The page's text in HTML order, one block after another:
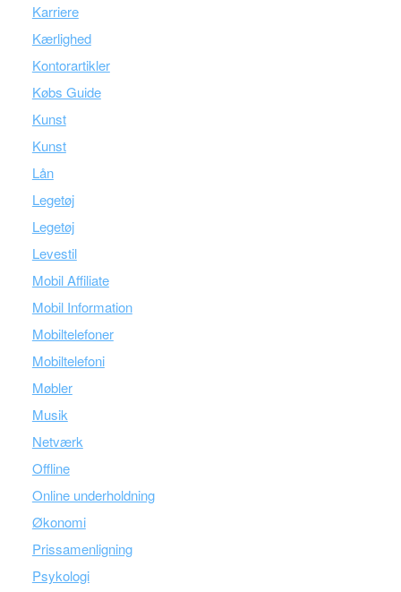
Karriere
Kærlighed
Kontorartikler
Købs Guide
Kunst
Kunst
Lån
Legetøj
Legetøj
Levestil
Mobil Affiliate
Mobil Information
Mobiltelefoner
Mobiltelefoni
Møbler
Musik
Netværk
Offline
Online underholdning
Økonomi
Prissamenligning
Psykologi